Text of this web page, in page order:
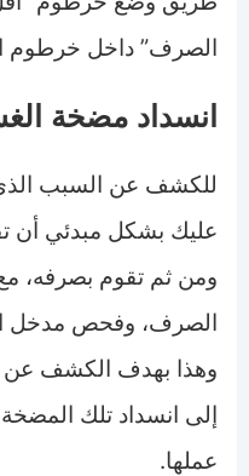
الصرف” داخل خرطوم
انسداد مضخة
للكشف عن السبب الذي
عليك بشكل مبدئي أن
ومن ثم تقوم بصرفه،
الصرف، وفحص مدخل
وهذا بهدف الكشف عن
إلى انسداد تلك
عملها.